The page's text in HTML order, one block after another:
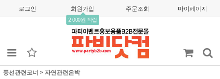
로그인 회원가입
2,000원 적립
주문조회 마이페이지
풍선관련코너 > 자연관련은박